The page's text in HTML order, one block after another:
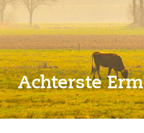
Achterste Erm